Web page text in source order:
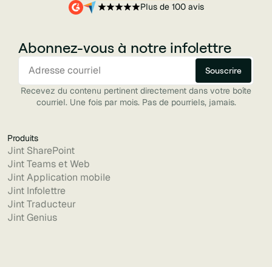
Plus de 100 avis
Abonnez-vous à notre infolettre
Recevez du contenu pertinent directement dans votre boîte
courriel. Une fois par mois. Pas de pourriels, jamais.
Produits
Jint SharePoint
Jint Teams et Web
Jint Application mobile
Jint Infolettre
Jint Traducteur
Jint Genius